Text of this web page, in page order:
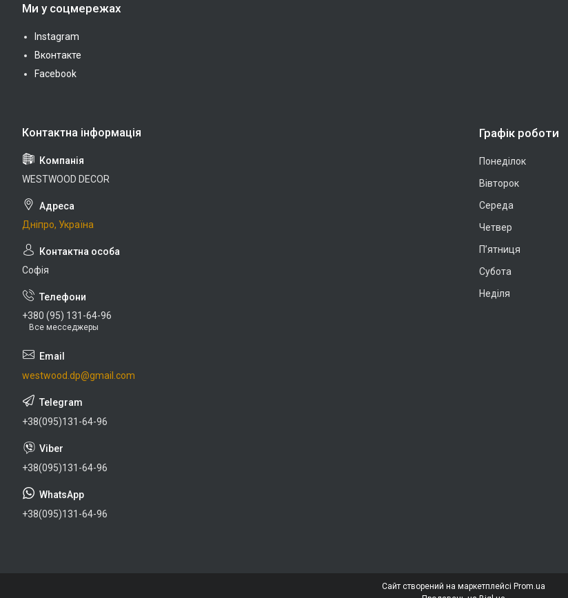
Ми у соцмережах
Instagram
Вконтакте
Facebook
WESTWOOD DECOR
Дніпро, Україна
Софія
+380 (95) 131-64-96
Все месседжеры
westwood.dp@gmail.com
+38(095)131-64-96
+38(095)131-64-96
+38(095)131-64-96
Графік роботи
Понеділок
Вівторок
Середа
Четвер
Пʼятниця
Субота
Неділя
Сайт створений на маркетплейсі Prom.ua